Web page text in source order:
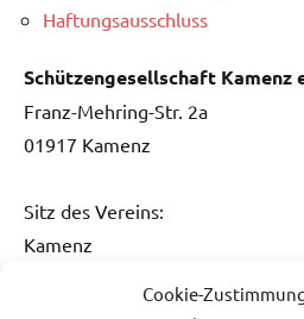
Cookie-
Haftungsausschluss
Schützengesellschaft Kamenz
Franz-Mehring-Str. 2a
01917 Kamenz
Sitz des Vereins:
Kamenz